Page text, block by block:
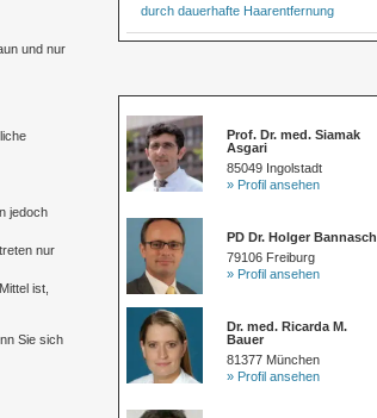
und nur
jedoch
nur
ist,
Sie sich
durch dauerhafte Haarentfernung
Prof. Dr. med. Siamak
Asgari
85049 Ingolstadt
» Profil ansehen
PD Dr. Holger Bannasch
79106 Freiburg
» Profil ansehen
Dr. med. Ricarda M.
Bauer
81377 München
» Profil ansehen